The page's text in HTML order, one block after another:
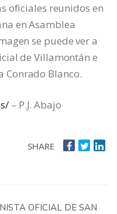
oficiales reunidos en
en Asamblea
se puede ver a
de Villamontán e
Conrado Blanco.
– P.J. Abajo
SHARE
OFICIAL DE SAN